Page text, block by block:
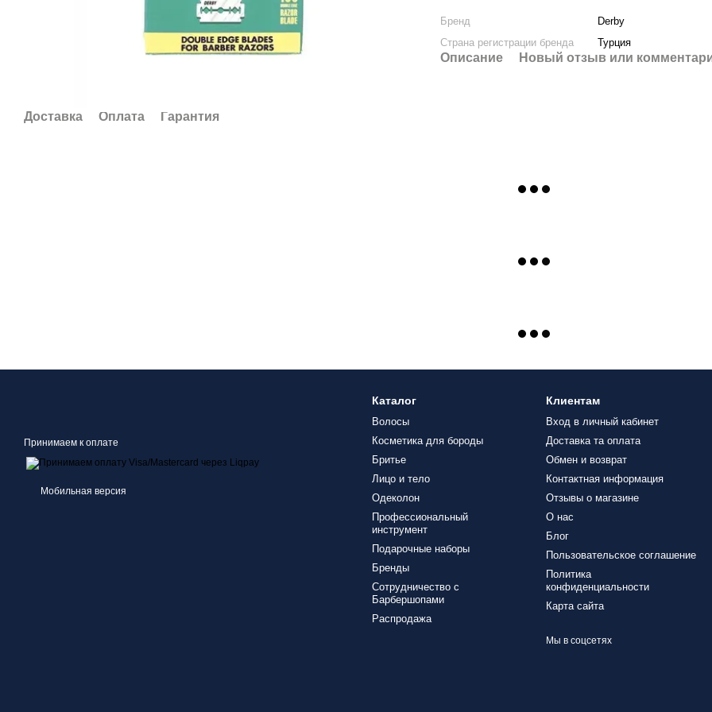
Доставка Оплата Гарантия
Бренд
Derby
Страна регистрации бренда
Турция
Описание Новый отзыв или
Принимаем к оплате
Мобильная версия
Каталог
Волосы
Косметика для бороды
Бритье
Лицо и тело
Одеколон
Профессиональный
инструмент
Подарочные наборы
Бренды
Сотрудничество с
Барбершопами
Распродажа
Клиентам
Вход в личный кабинет
Доставка та оплата
Обмен и возврат
Контактная информация
Отзывы о магазине
О нас
Блог
Пользовательское соглашение
Политика
конфиденциальности
Карта сайта
Мы в соцсетях